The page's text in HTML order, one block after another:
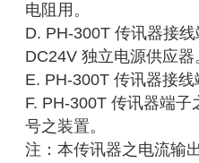
电阻用。
D. PH-300T 传讯器接
DC24V 独立电源供应器
E. PH-300T 传讯器接
F. PH-300T 传讯器端
号之装置。
注：本传讯器之电流输